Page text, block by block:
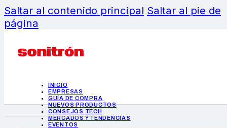
Saltar al contenido principal Saltar al pie de
página
INICIO
EMPRESAS
GUÍA DE COMPRA
NUEVOS PRODUCTOS
CONSEJOS TECH
MERCADOS Y TENDENCIAS
EVENTOS